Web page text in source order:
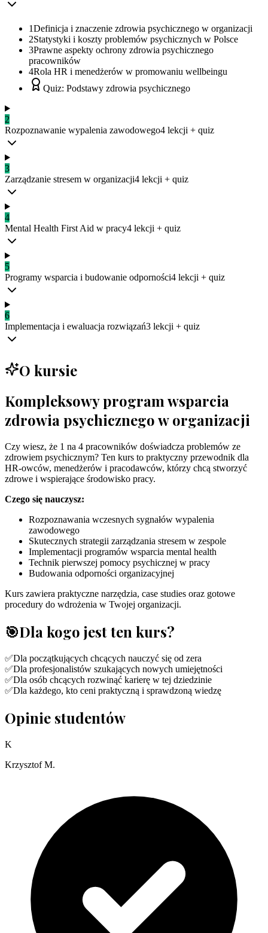
1Definicja i znaczenie zdrowia psychicznego w organizacji
2Statystyki i koszty problemów psychicznych w Polsce
3Prawne aspekty ochrony zdrowia psychicznego
pracowników
4Rola HR i menedżerów w promowaniu wellbeingu
Quiz: Podstawy zdrowia psychicznego
2
Rozpoznawanie wypalenia zawodowego4 lekcji + quiz
3
Zarządzanie stresem w organizacji4 lekcji + quiz
4
Mental Health First Aid w pracy4 lekcji + quiz
5
Programy wsparcia i budowanie odporności4 lekcji + quiz
6
Implementacja i ewaluacja rozwiązań3 lekcji + quiz
O kursie
Kompleksowy program wsparcia
zdrowia psychicznego w organizacji
Czy wiesz, że 1 na 4 pracowników doświadcza problemów ze
zdrowiem psychicznym? Ten kurs to praktyczny przewodnik dla
HR-owców, menedżerów i pracodawców, którzy chcą stworzyć
zdrowe i wspierające środowisko pracy.
Czego się nauczysz:
Rozpoznawania wczesnych sygnałów wypalenia
zawodowego
Skutecznych strategii zarządzania stresem w zespole
Implementacji programów wsparcia mental health
Technik pierwszej pomocy psychicznej w pracy
Budowania odporności organizacyjnej
Kurs zawiera praktyczne narzędzia, case studies oraz gotowe
procedury do wdrożenia w Twojej organizacji.
🎯Dla kogo jest ten kurs?
✅Dla początkujących chcących nauczyć się od zera
✅Dla profesjonalistów szukających nowych umiejętności
✅Dla osób chcących rozwinąć karierę w tej dziedzinie
✅Dla każdego, kto ceni praktyczną i sprawdzoną wiedzę
Opinie studentów
K
Krzysztof M.